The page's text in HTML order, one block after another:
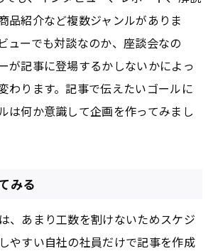
品紹介など複数ジャンルがありま
ューでも対談なのか、座談会なの
が記事に登場するかしないかによっ
わります。記事で伝えたいゴールに
は何か意識して企画を作ってみまし
みる
、あまり工数を割けないためスケジ
やすい自社の社員だけで記事を作成